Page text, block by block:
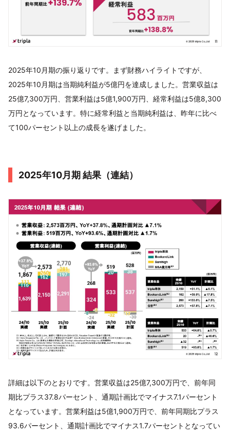
2025年10月期の振り返りです。まず財務ハイライトですが、
2025年10月期は当期純利益が5億円を達成しました。営業収益は
25億7,300万円、営業利益は5億1,900万円、経常利益は5億8,300
万円となっています。特に経常利益と当期純利益は、昨年に比べ
て100パーセント以上の成長を遂げました。
2025年10月期 結果（連結）
詳細は以下のとおりです。営業収益は25億7,300万円で、前年同
期比プラス37.8パーセント、通期計画比でマイナス7.1パーセント
となっています。営業利益は5億1,900万円で、前年同期比プラス
93.6パーセント、通期計画比でマイナス1.7パーセントとなってい